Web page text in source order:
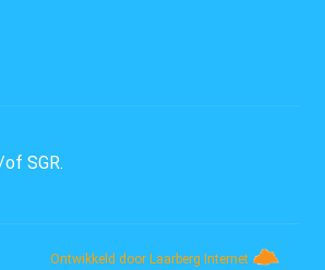
SGR.
Ontwikkeld door Laarberg Internet